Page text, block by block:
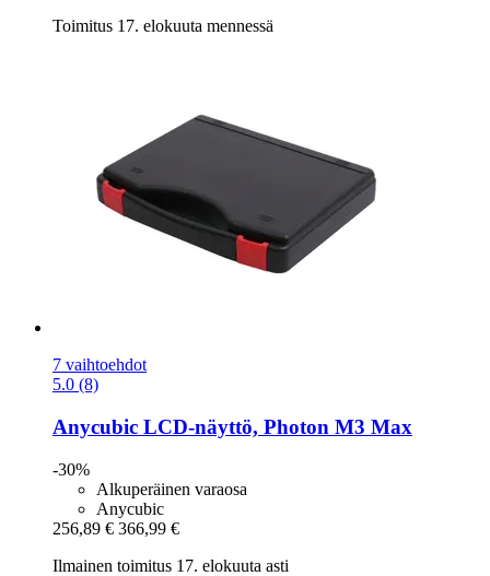
Toimitus 17. elokuuta mennessä
7 vaihtoehdot
5.0 (8)
Anycubic LCD-​näyttö, Photon M3 Max
-30%
Alkuperäinen varaosa
Anycubic
256,89 € 366,99 €
Ilmainen toimitus 17. elokuuta asti